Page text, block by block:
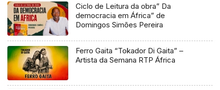
Ciclo de Leitura da obra” Da
democracia em África” de
Domingos Simões Pereira
Ferro Gaita “Tokador Di Gaita” –
Artista da Semana RTP África